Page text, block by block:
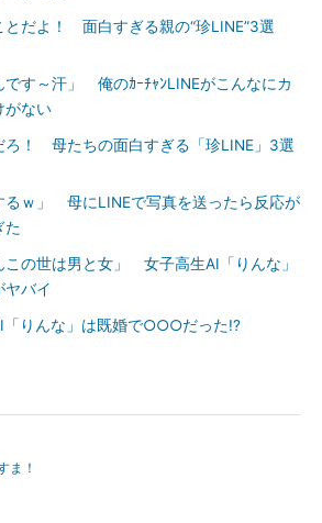
とだよ！ 面白すぎる親の“珍LINE”3選
です～汗」 俺のｶｰﾁｬﾝLINEがこんなにカ
がない
ろ！ 母たちの面白すぎる「珍LINE」3選
るｗ」 母にLINEで写真を送ったら反応が
た
この世は男と女」 女子高生AI「りんな」
ヤバイ
「りんな」は既婚で○○○だった!?
ま！